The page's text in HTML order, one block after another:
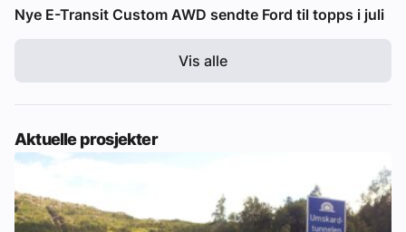
Nye E-Transit Custom AWD sendte Ford til topps i juli
Vis alle
Aktuelle prosjekter